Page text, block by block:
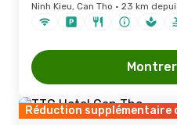
Ninh Kieu, Can Tho · 23 km
Réduction supplémentaire